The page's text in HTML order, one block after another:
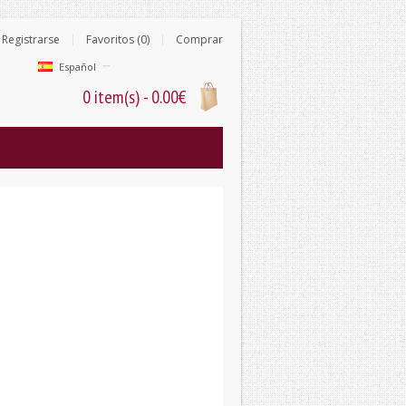
Español
Registrarse Favoritos (0) Comprar
0 item(s) - 0.00€